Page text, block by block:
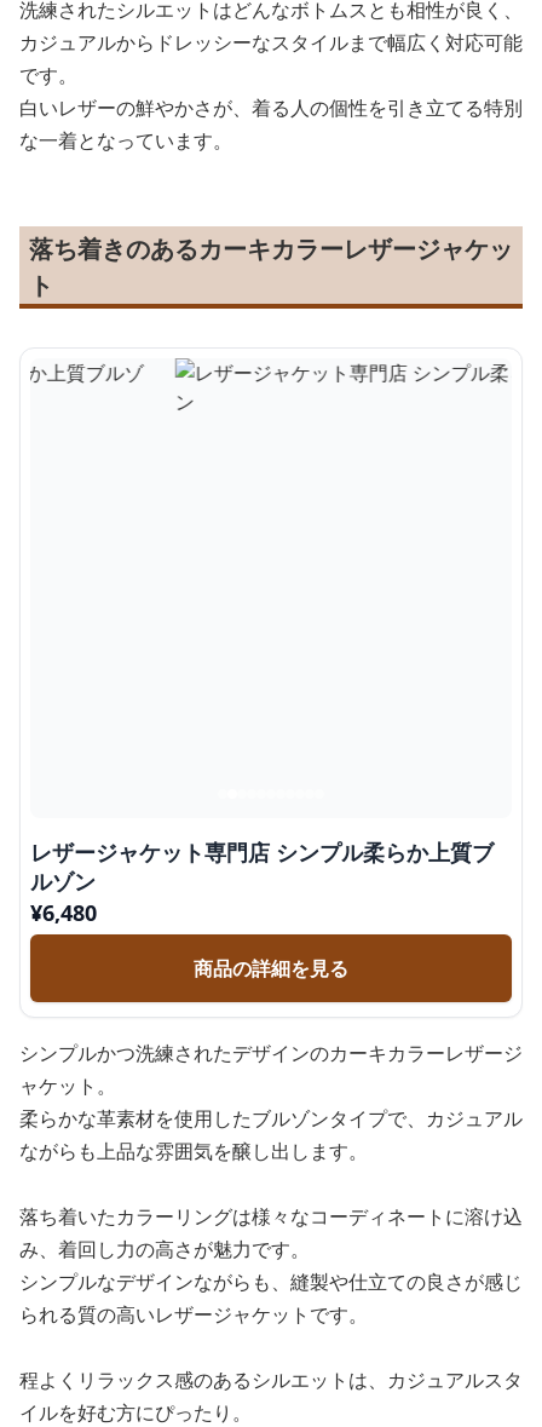
洗練されたシルエットはどんなボトムスとも相性が良く、
カジュアルからドレッシーなスタイルまで幅広く対応可能
です。
白いレザーの鮮やかさが、着る人の個性を引き立てる特別
な一着となっています。
落ち着きのあるカーキカラーレザージャケッ
ト
レザージャケット専門店 シンプル柔らか上質ブ
ルゾン
¥6,480
商品の詳細を見る
シンプルかつ洗練されたデザインのカーキカラーレザージ
ャケット。
柔らかな革素材を使用したブルゾンタイプで、カジュアル
ながらも上品な雰囲気を醸し出します。
落ち着いたカラーリングは様々なコーディネートに溶け込
み、着回し力の高さが魅力です。
シンプルなデザインながらも、縫製や仕立ての良さが感じ
られる質の高いレザージャケットです。
程よくリラックス感のあるシルエットは、カジュアルスタ
イルを好む方にぴったり。